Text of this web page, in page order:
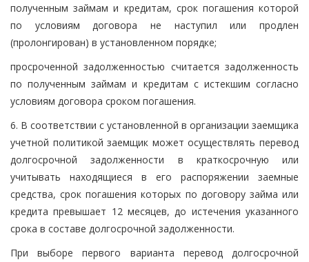
полученным займам и кредитам, срок погашения которой
по условиям договора не наступил или продлен
(пролонгирован) в установленном порядке;
просроченной задолженностью считается задолженность
по полученным займам и кредитам с истекшим согласно
условиям договора сроком погашения.
6. В соответствии с установленной в организации заемщика
учетной политикой заемщик может осуществлять перевод
долгосрочной задолженности в краткосрочную или
учитывать находящиеся в его распоряжении заемные
средства, срок погашения которых по договору займа или
кредита превышает 12 месяцев, до истечения указанного
срока в составе долгосрочной задолженности.
При выборе первого варианта перевод долгосрочной